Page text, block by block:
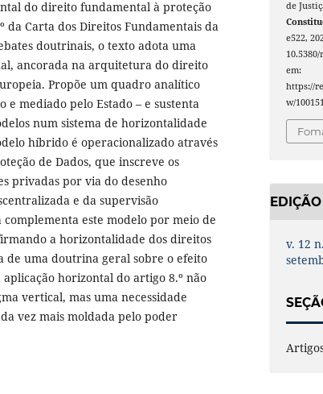
do direito fundamental à proteção
da Carta dos Direitos Fundamentais da
doutrinais, o texto adota uma
ancorada na arquitetura do direito
Propõe um quadro analítico
mediado pelo Estado – e sustenta
num sistema de horizontalidade
híbrido é operacionalizado através
de Dados, que inscreve os
privadas por via do desenho
e da supervisão
este modelo por meio de
a horizontalidade dos direitos
de uma doutrina geral sobre o efeito
horizontal do artigo 8.º não
vertical, mas uma necessidade
vez mais moldada pelo poder
de
e522,
em:
https://
w/
EDIÇÃO
v. 12